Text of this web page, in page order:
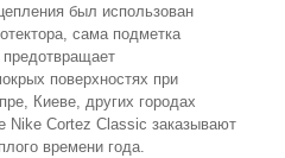
был использован
сама подметка
предотвращает
поверхностях при
Киеве, других городах
Nike Cortez Classic заказывают
времени года.